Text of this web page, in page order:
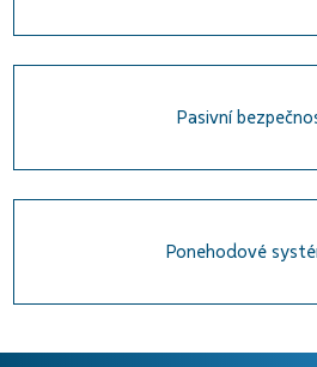
Pasivní
Ponehodové